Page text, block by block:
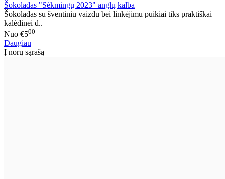
Šokoladas "Sėkmingų 2023" anglų kalba
Šokoladas su šventiniu vaizdu bei linkėjimu puikiai tiks praktiškai
kalėdinei d..
Nuo €500
Daugiau
Į norų sąrašą